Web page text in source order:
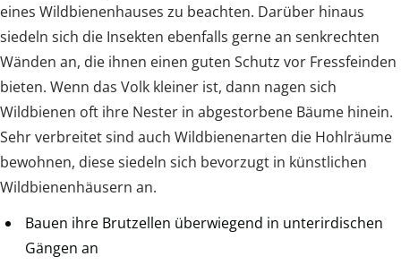
eines Wildbienenhauses zu beachten. Darüber hinaus
siedeln sich die Insekten ebenfalls gerne an senkrechten
Wänden an, die ihnen einen guten Schutz vor Fressfeinden
bieten. Wenn das Volk kleiner ist, dann nagen sich
Wildbienen oft ihre Nester in abgestorbene Bäume hinein.
Sehr verbreitet sind auch Wildbienenarten die Hohlräume
bewohnen, diese siedeln sich bevorzugt in künstlichen
Wildbienenhäusern an.
Bauen ihre Brutzellen überwiegend in unterirdischen
Gängen an